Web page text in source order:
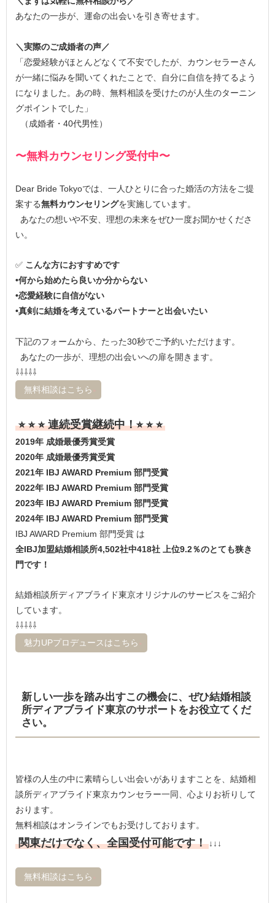
あなたの一歩が、運命の出会いを引き寄せます。
＼実際のご成婚者の声／
「恋愛経験がほとんどなくて不安でしたが、カウンセラーさん
が一緒に悩みを聞いてくれたことで、自分に自信を持てるよう
になりました。あの時、無料相談を受けたのが人生のターニン
グポイントでした」
（成婚者・40代男性）
〜無料カウンセリング受付中〜
Dear Bride Tokyoでは、一人ひとりに合った婚活の方法をご提
案する無料カウンセリングを実施しています。
あなたの想いや不安、理想の未来をぜひ一度お聞かせくださ
い。
✅ こんな方におすすめです
•何から始めたら良いか分からない
•恋愛経験に自信がない
•真剣に結婚を考えているパートナーと出会いたい
下記のフォームから、たった30秒でご予約いただけます。
あなたの一歩が、理想の出会いへの扉を開きます。
⇩⇩⇩⇩⇩
無料相談はこちら
⭐︎ ⭐︎ ⭐︎ 連続受賞継続中！⭐︎ ⭐︎ ⭐︎
2019年 成婚最優秀賞受賞
2020年 成婚最優秀賞受賞
2021年 IBJ AWARD Premium 部門受賞
2022年 IBJ AWARD Premium 部門受賞
2023年 IBJ AWARD Premium 部門受賞
2024年 IBJ AWARD Premium 部門受賞
IBJ AWARD Premium 部門受賞 は
全IBJ加盟結婚相談所4,502社中418社 上位9.2％のとても狭き
門です！
結婚相談所ディアブライド東京オリジナルのサービスをご紹介
しています。
⇩⇩⇩⇩⇩
魅力UPプロデュースはこちら
新しい一歩を踏み出すこの機会に、ぜひ結婚相談
所ディアブライド東京のサポートをお役立てくだ
さい。
皆様の人生の中に素晴らしい出会いがありますことを、結婚相
談所ディアブライド東京カウンセラー一同、心よりお祈りして
おります。
無料相談はオンラインでもお受けしております。
関東だけでなく、全国受付可能です！ ↓↓↓
無料相談はこちら